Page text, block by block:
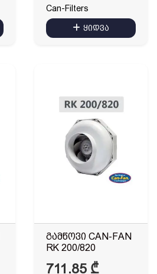
Can-Filters
ყიდვა
გამწოვი CAN-FAN
RK 200/820
711.85 ₾